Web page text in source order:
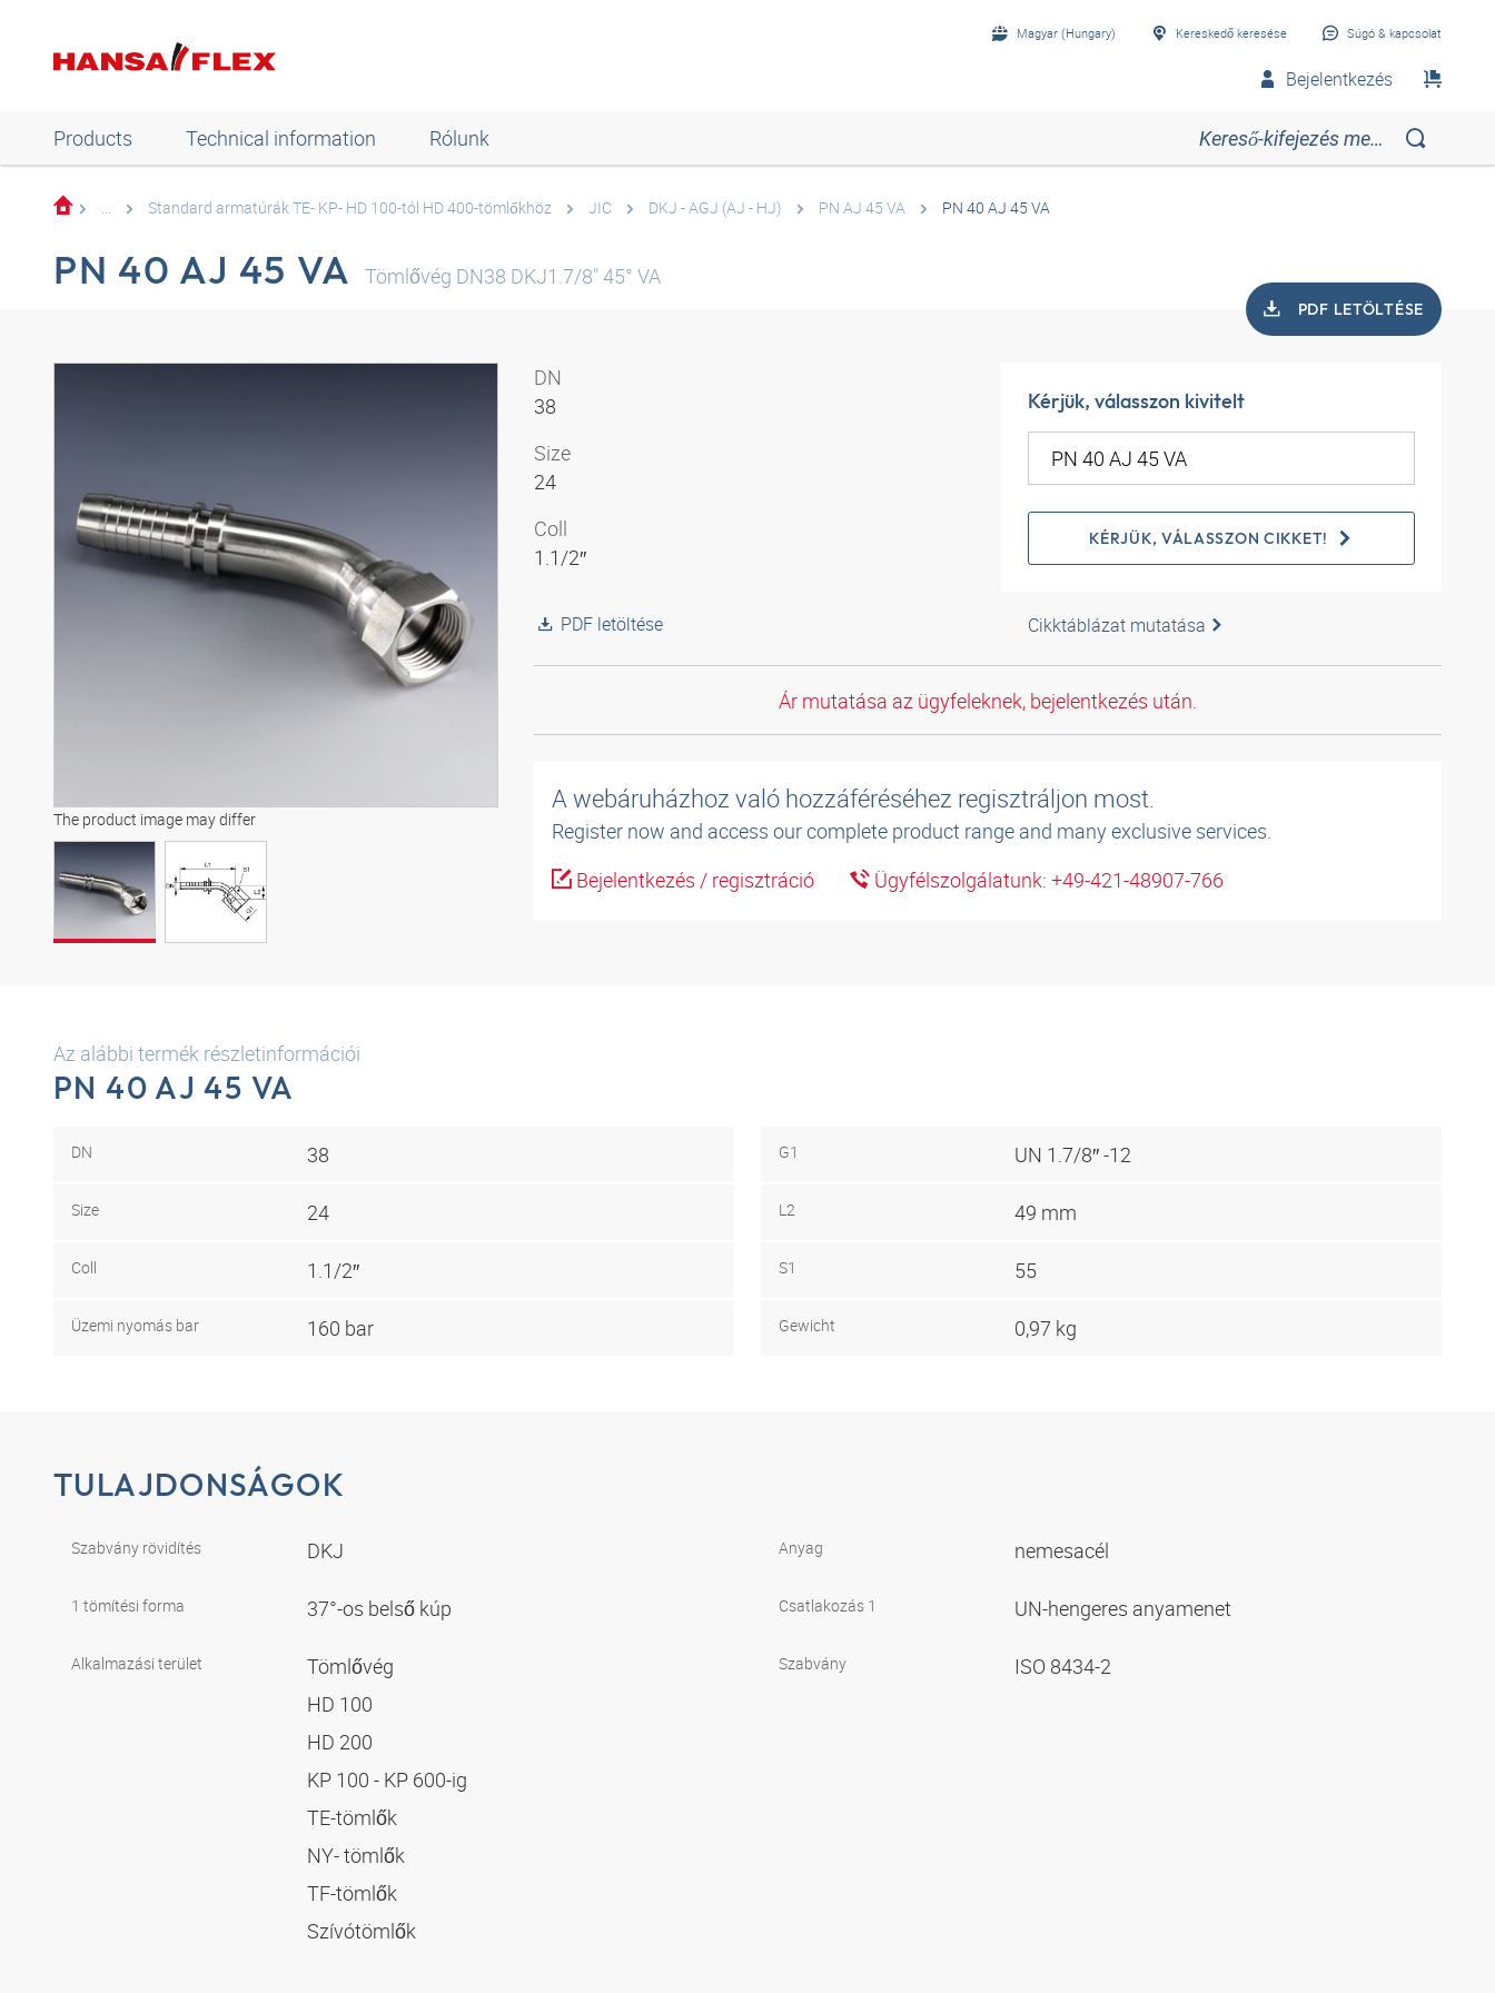
Magyar (Hungary) Kereskedő keresése Súgó & kapcsolat
Bejelentkezés
Products Technical information Rólunk
... Standard armatúrák TE- KP- HD 100-tól HD 400-tömlőkhöz JIC DKJ - AGJ (AJ - HJ) PN AJ 45 VA PN 40 AJ 45 VA
PN 40 AJ 45 VA Tömlővég DN38 DKJ1.7/8" 45° VA
PDF LETÖLTÉSE
The product image may differ
DN
38
Size
24
Coll
1.1/2″
PDF letöltése
Kérjük, válasszon kivitelt
KÉRJÜK, VÁLASSZON CIKKET!
Cikktáblázat mutatása
Ár mutatása az ügyfeleknek, bejelentkezés után.
A webáruházhoz való hozzáféréséhez regisztráljon most.
Register now and access our complete product range and many exclusive services.
Bejelentkezés / regisztráció
Ügyfélszolgálatunk: +49-421-48907-766
Az alábbi termék részletinformációi
PN 40 AJ 45 VA
DN 38
Size 24
Coll 1.1/2″
Üzemi nyomás bar 160 bar
G1 UN 1.7/8″ -12
L2 49 mm
S1 55
Gewicht 0,97 kg
TULAJDONSÁGOK
Szabvány rövidítés DKJ
1 tömítési forma 37°-os belső kúp
Alkalmazási terület
Tömlővég
HD 100
HD 200
KP 100 - KP 600-ig
TE-tömlők
NY- tömlők
TF-tömlők
Szívótömlők
Anyag nemesacél
Csatlakozás 1 UN-hengeres anyamenet
Szabvány ISO 8434-2